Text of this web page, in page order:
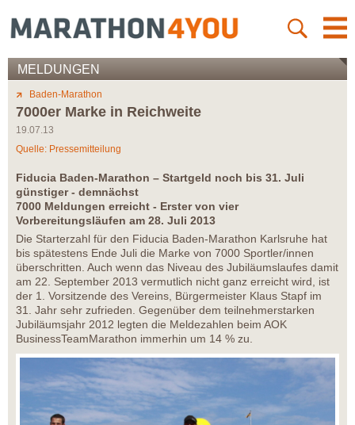
MELDUNGEN
Baden-Marathon
7000er Marke in Reichweite
19.07.13
Quelle: Pressemitteilung
Fiducia Baden-Marathon – Startgeld noch bis 31. Juli
günstiger - demnächst
7000 Meldungen erreicht - Erster von vier
Vorbereitungsläufen am 28. Juli 2013
Die Starterzahl für den Fiducia Baden-Marathon Karlsruhe hat
bis spätestens Ende Juli die Marke von 7000 Sportler/innen
überschritten. Auch wenn das Niveau des Jubiläumslaufes damit
am 22. September 2013 vermutlich nicht ganz erreicht wird, ist
der 1. Vorsitzende des Vereins, Bürgermeister Klaus Stapf im
31. Jahr sehr zufrieden. Gegenüber dem teilnehmerstarken
Jubiläumsjahr 2012 legten die Meldezahlen beim AOK
BusinessTeamMarathon immerhin um 14 % zu.